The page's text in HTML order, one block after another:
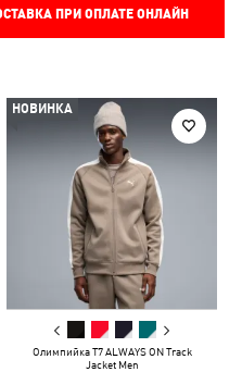
ПРИ ОПЛАТЕ ОНЛАЙН
НОВИНКА
Олимпийка T7 ALWAYS ON Track
Jacket Men